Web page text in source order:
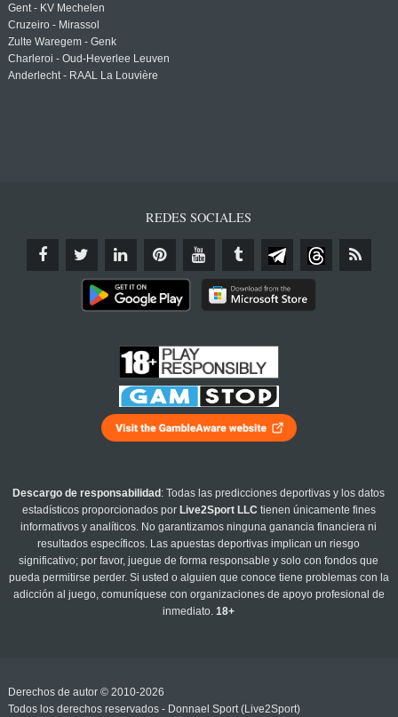
Gent - KV Mechelen
Cruzeiro - Mirassol
Zulte Waregem - Genk
Charleroi - Oud-Heverlee Leuven
Anderlecht - RAAL La Louvière
REDES SOCIALES
Descargo de responsabilidad : Todas las predicciones deportivas y los datos
estadísticos proporcionados por Live2Sport LLC tienen únicamente fines
informativos y analíticos. No garantizamos ninguna ganancia financiera ni
resultados específicos. Las apuestas deportivas implican un riesgo
significativo; por favor, juegue de forma responsable y solo con fondos que
pueda permitirse perder. Si usted o alguien que conoce tiene problemas con la
adicción al juego, comuníquese con organizaciones de apoyo profesional de
inmediato.18+
Derechos de autor © 2010-2026
Todos los derechos reservados - Donnael Sport (Live2Sport)